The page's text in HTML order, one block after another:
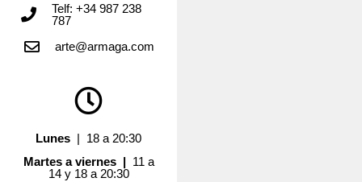
Telf: +34 987 238
787
arte@armaga.com
Lunes | 18 a 20:30
Martes a viernes | 11 a
14 y 18 a 20:30